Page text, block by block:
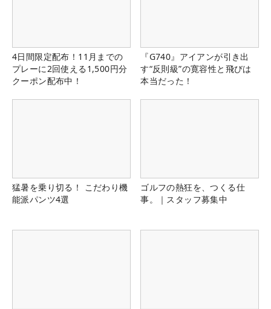
4日間限定配布！11月までの
プレーに2回使える1,500円分
クーポン配布中！
『G740』アイアンが引き出
す“反則級”の寛容性と飛びは
本当だった！
猛暑を乗り切る！ こだわり機
能派パンツ4選
ゴルフの熱狂を、つくる仕
事。｜スタッフ募集中